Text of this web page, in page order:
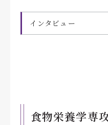
インタビュー
食物栄養学専